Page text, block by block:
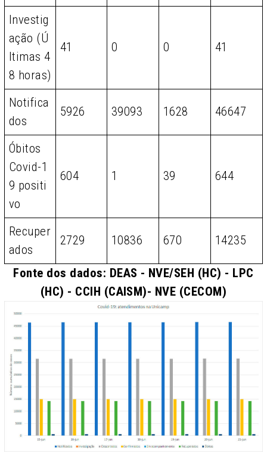
Investig
ação (Ú
ltimas 4
8 horas)
41 0 0 41
Notifica
dos
5926 39093 1628 46647
Óbitos
Covid-1
9 positi
vo
604 1 39 644
Recuper
ados
2729 10836 670 14235
Fonte dos dados: DEAS - NVE/SEH (HC) - LPC
(HC) - CCIH (CAISM)- NVE (CECOM)